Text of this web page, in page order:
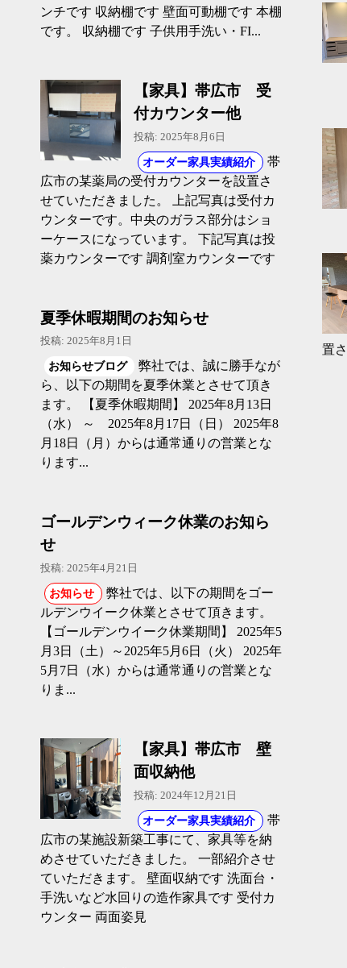
ンチです 収納棚です 壁面可動棚です 本棚
です。 収納棚です 子供用手洗い・FI...
【家具】帯広市 受
付カウンター他
投稿: 2025年8月6日
オーダー家具実績紹介
帯
広市の某薬局の受付カウンターを設置さ
せていただきました。 上記写真は受付カ
ウンターです。中央のガラス部分はショ
ーケースになっています。 下記写真は投
薬カウンターです 調剤室カウンターです
夏季休暇期間のお知らせ
投稿: 2025年8月1日
お知らせブログ
弊社では、誠に勝手なが
ら、以下の期間を夏季休業とさせて頂き
ます。 【夏季休暇期間】 2025年8月13日
（水） ～ 2025年8月17日（日） 2025年8
月18日（月）からは通常通りの営業とな
ります...
ゴールデンウィーク休業のお知ら
せ
投稿: 2025年4月21日
お知らせ
弊社では、以下の期間をゴー
ルデンウイーク休業とさせて頂きます。
【ゴールデンウイーク休業期間】 2025年5
月3日（土）～2025年5月6日（火） 2025年
5月7日（水）からは通常通りの営業とな
りま...
【家具】帯広市 壁
面収納他
投稿: 2024年12月21日
オーダー家具実績紹介
帯
広市の某施設新築工事にて、家具等を納
めさせていただきました。 一部紹介させ
ていただきます。 壁面収納です 洗面台・
手洗いなど水回りの造作家具です 受付カ
ウンター 両面姿見
置